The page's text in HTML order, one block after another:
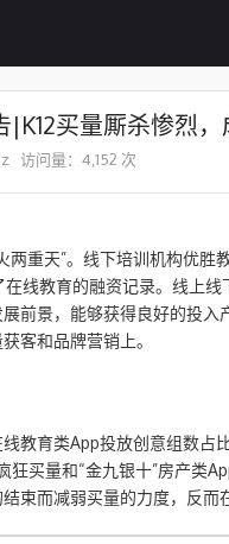
|K12买量厮杀惨烈
访问量：4,152 次
两重天”。线下培训机构优
线教育的融资记录。线上
前景，能够获得良好的投
客和品牌营销上。
教育类App投放创意组数占
狂买量和“金九银十”房产
束而减弱买量的力度，反而